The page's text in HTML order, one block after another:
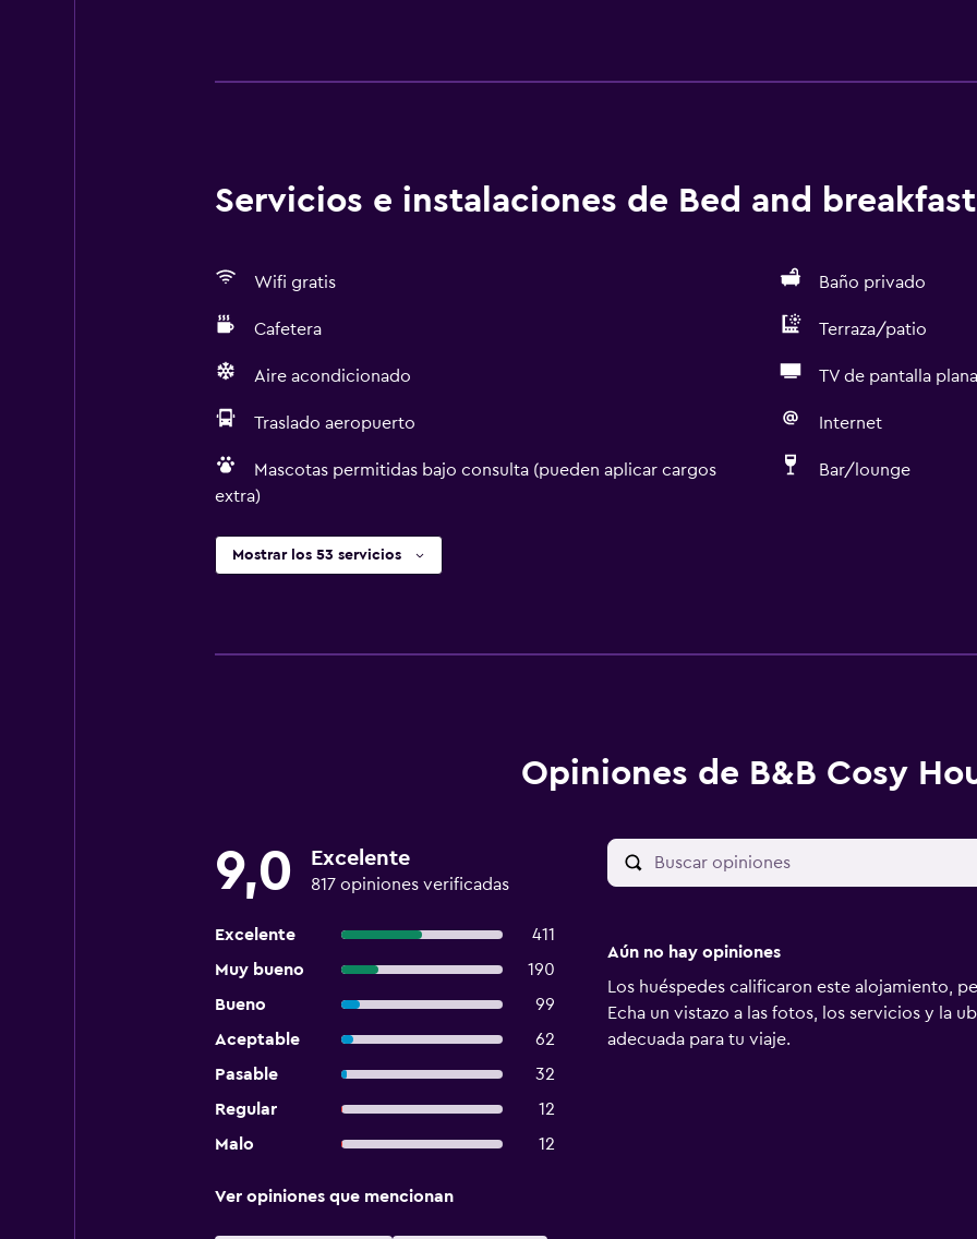
Servicios e instalaciones de Bed and breakfast
Wifi gratis Baño privado
Cafetera Terraza/patio
Aire acondicionado TV de pantalla plana
Traslado aeropuerto Internet
Mascotas permitidas bajo consulta (pueden aplicar cargos
extra)
Bar/lounge
Mostrar los 53 servicios
Opiniones de B&B Cosy
9,0 Excelente
817 opiniones verificadas
Excelente
411
Muy bueno
190
Bueno
99
Aceptable
62
Pasable
32
Regular
12
Malo
12
Ver opiniones que mencionan
Aún no hay opiniones
Los huéspedes calificaron este alojamiento,
Echa un vistazo a las fotos, los servicios y la
adecuada para tu viaje.